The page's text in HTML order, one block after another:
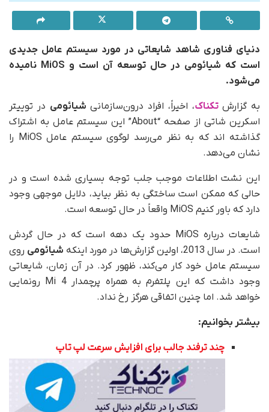
دنیای فناوری شاهد شایعاتی در مورد سیستم عامل جدیدی
است که شیائومی در حال توسعه آن است و MiOS نامیده
می‌شود.
به گزارش تکناک، اخیراً، افراد درون‌سازمانی شیائومیدر توییتر
اسکرین شاتی از صفحه “About” این سیستم عامل به اشتراک
گذاشته اند که به نظر می‌رسد لوگوی سیستم عامل MiOS را
نشان می‌دهد.
این نشت اطلاعات موجب جلب توجه بسیاری شده است و در
حالی که ممکن است ساختگی به نظر بیاید، دلایل موجهی وجود
دارد که باور کنیم MiOS واقعاً در حال توسعه است.
شایعات درباره MiOS حدود یک دهه است که در حال گردش
است. در سال 2013، اولین گزارش‌ها در مورد اینکه
شیائومیروی
سیستم عامل خود کار می‌کند، ظهور کرد. در آن زمان، شایعاتی
وجود داشت که این پلتفرم به همراه پرچمدار Mi 4 رونمایی
خواهد شد. اما چنین اتفاقی هرگز رخ نداد.
بیشتر بخوانیم:
چند ترفند جالب برای افزایش سرعت لپ تاپ